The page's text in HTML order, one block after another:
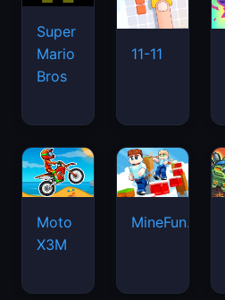
Super
Mario
Bros
11-11
Moto
X3M
MineFun.io